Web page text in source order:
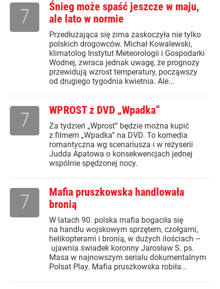
Śnieg może spaść jeszcze w maju,
ale lato w normie
Przedłużająca się zima zaskoczyła nie tylko
polskich drogowców. Michał Kowalewski,
klimatolog Instytut Meteorologii i Gospodarki
Wodnej, zwraca jednak uwagę, że prognozy
przewidują wzrost temperatury, począwszy
od drugiego tygodnia kwietnia. Ale...
7
WPROST z DVD „Wpadka”
Za tydzień „Wprost” będzie można kupić
z filmem „Wpadka” na DVD. To komedia
romantyczna wg scenariusza i w reżyserii
Judda Apatowa o konsekwencjach jednej
wspólnie spędzonej nocy.
7
Mafia pruszkowska handlowała
bronią
W latach 90. polska mafia bogaciła się
na handlu wojskowym sprzętem, czołgami,
helikopterami i bronią, w dużych ilościach –
ujawnia świadek koronny Jarosław S. ps.
Masa w najnowszym serialu dokumentalnym
Polsat Play. Mafia pruszkowska robiła...
7